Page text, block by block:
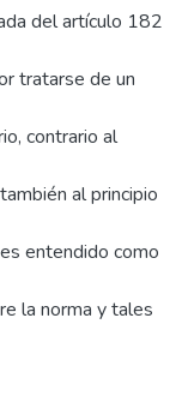
del artículo 182
tratarse de un
contrario al
al principio
entendido como
la norma y tales